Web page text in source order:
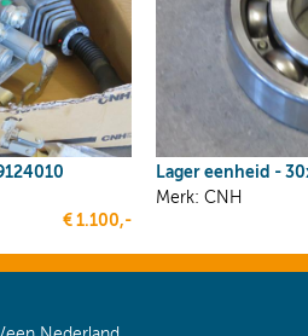
€ 1.100,-
Lager eenheid -
Merk: CNH